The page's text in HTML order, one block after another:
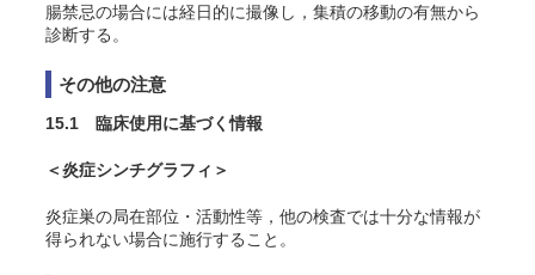
腸禁忌の場合には経日的に撮像し，集積の移動の有無から
診断する 。
その他の注意
15.1 臨床使用に基づく情報
＜炎症シンチグラフィ＞
炎症巣の局在部位・活動性等，他の検査では十分な情報が
得られない場合に施行すること。